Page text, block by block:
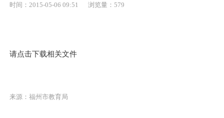
时间：2015-05-06 09:51 浏览量：579
请点击下载相关文件
来源：福州市教育局